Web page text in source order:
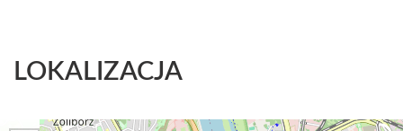
LOKALIZACJA